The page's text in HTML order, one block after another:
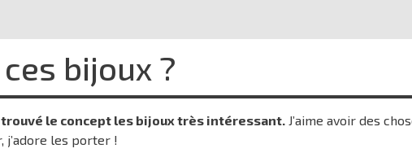
bijoux ?
trouvé le concept les bijoux très intéressant. J’aime avoir des
j’adore les porter !